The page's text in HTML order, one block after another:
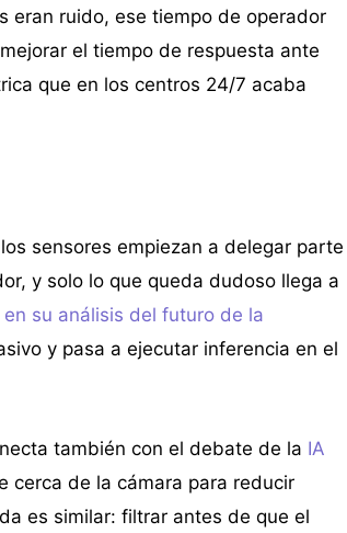
eran ruido, ese tiempo de operador
el tiempo de respuesta ante
que en los centros 24/7 acaba
sensores empiezan a delegar parte
y solo lo que queda dudoso llega a
su análisis del futuro de la
y pasa a ejecutar inferencia en el
también con el debate de la IA
cerca de la cámara para reducir
es similar: filtrar antes de que el